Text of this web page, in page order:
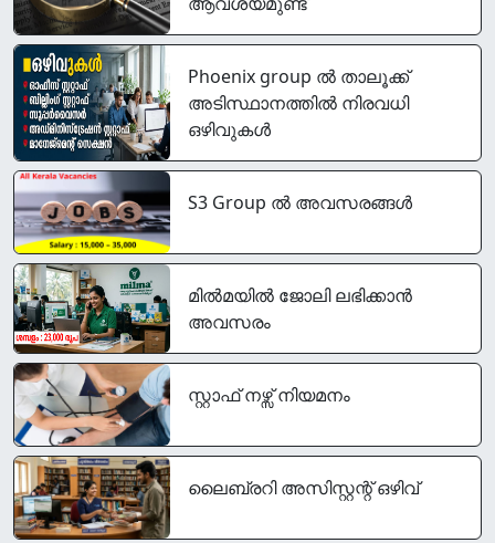
Phoenix group ൽ താലൂക്ക്
അടിസ്ഥാനത്തിൽ നിരവധി
ഒഴിവുകൾ
S3 Group ൽ അവസരങ്ങൾ
മിൽമയിൽ ജോലി ലഭിക്കാൻ
അവസരം
സ്റ്റാഫ് നഴ്സ് നിയമനം
ലൈബ്രറി അസിസ്റ്റന്റ് ഒഴിവ്